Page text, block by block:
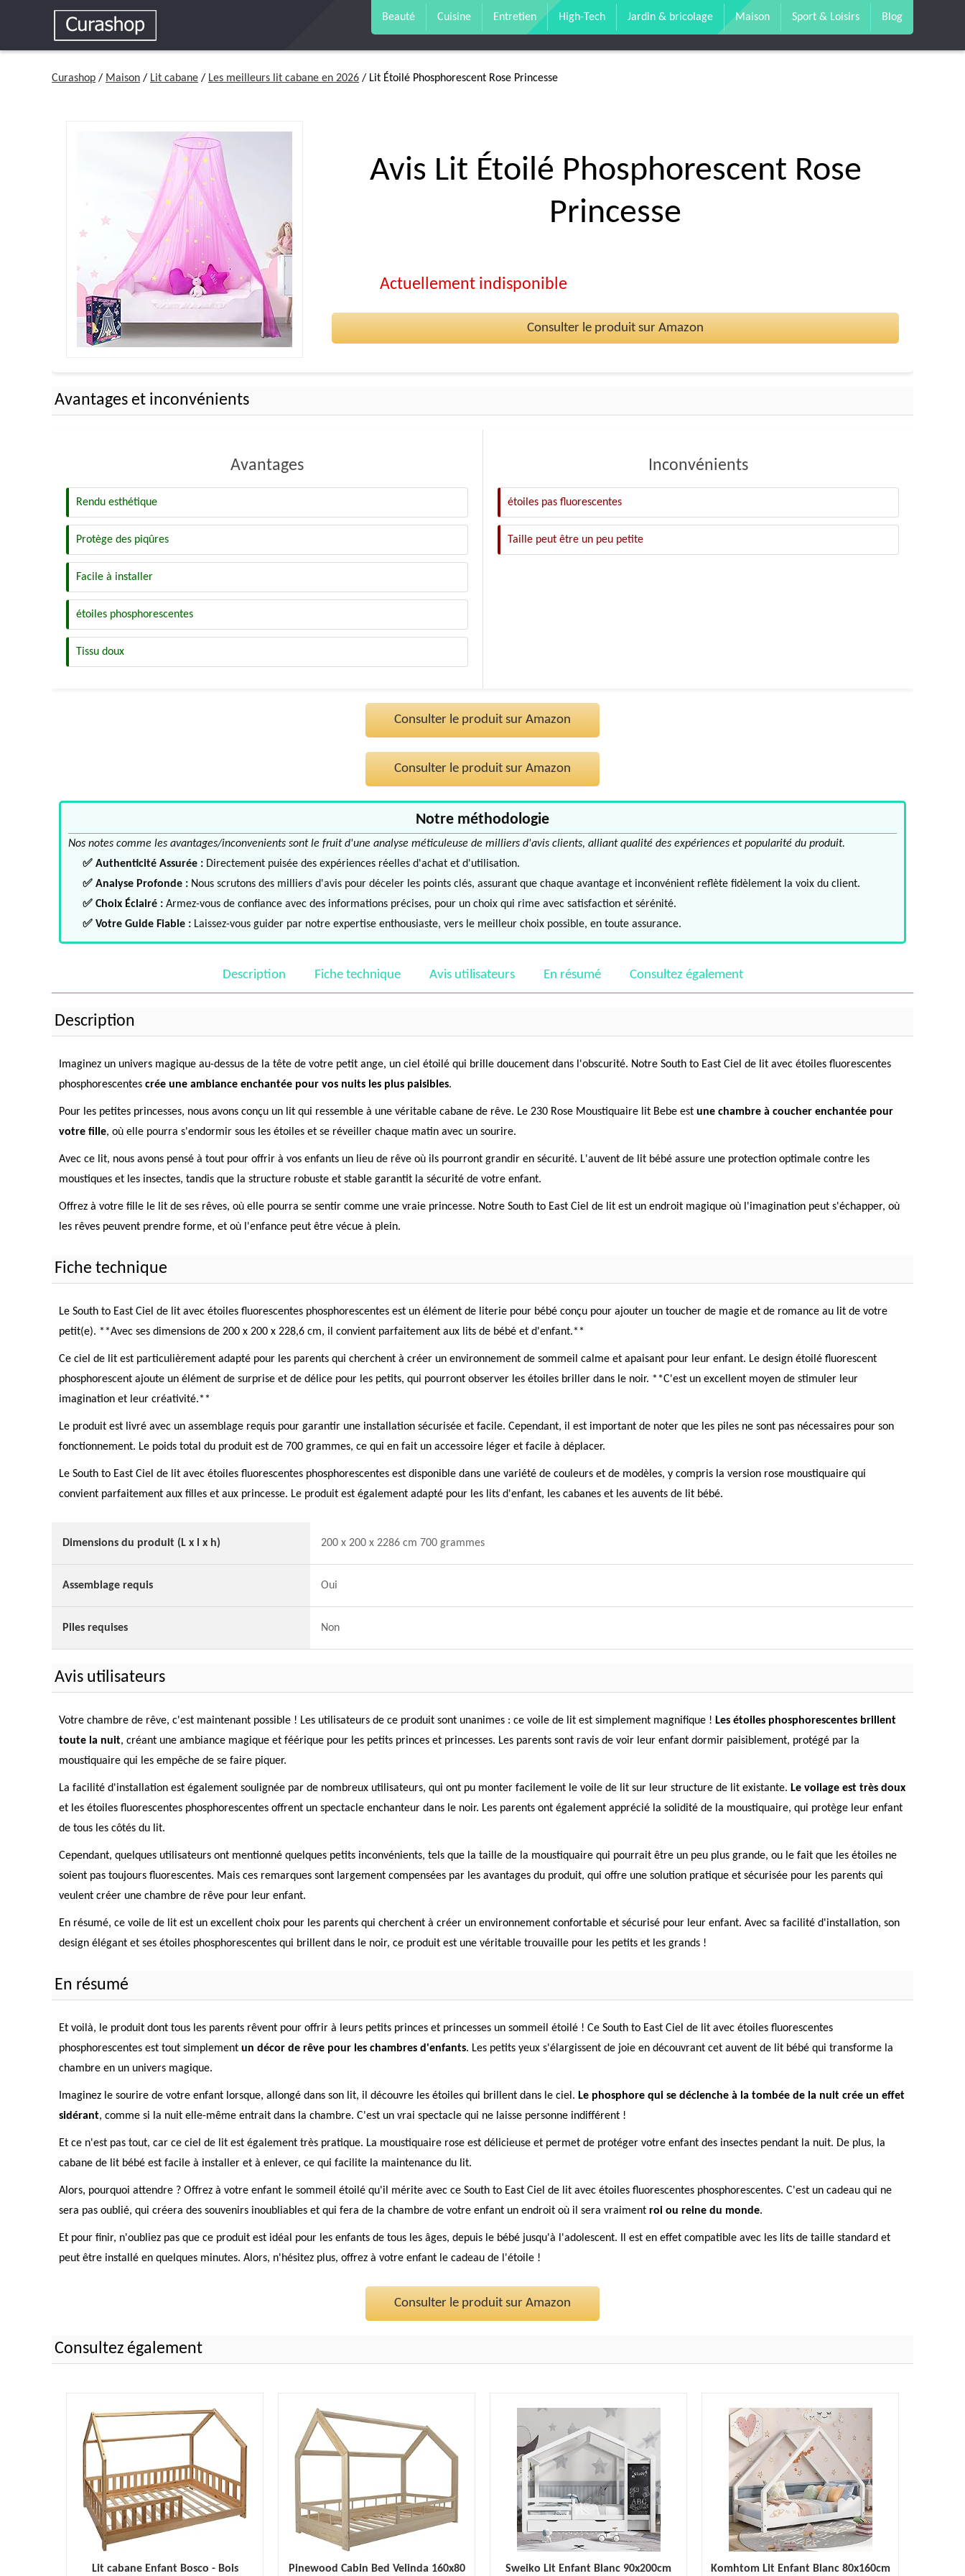
Beauté Cuisine Entretien High-Tech Jardin & bricolage Maison Sport & Loisirs Blog
Curashop / Maison / Lit cabane / Les meilleurs lit cabane en 2026 / Lit Étoilé Phosphorescent Rose Princesse
Avis Lit Étoilé Phosphorescent Rose
Princesse
Actuellement indisponible
Consulter le produit sur Amazon
Avantages et inconvénients
Avantages
Rendu esthétique
Protège des piqûres
Facile à installer
étoiles phosphorescentes
Tissu doux
Inconvénients
étoiles pas fluorescentes
Taille peut être un peu petite
Consulter le produit sur Amazon
Consulter le produit sur Amazon
Notre méthodologie
Nos notes comme les avantages/inconvenients sont le fruit d'une analyse méticuleuse de milliers d'avis clients, alliant qualité des expériences et popularité du produit.
✅ Authenticité Assurée : Directement puisée des expériences réelles d'achat et d'utilisation.
✅ Analyse Profonde : Nous scrutons des milliers d'avis pour déceler les points clés, assurant que chaque avantage et inconvénient reflète fidèlement la voix du client.
✅ Choix Éclairé : Armez-vous de confiance avec des informations précises, pour un choix qui rime avec satisfaction et sérénité.
✅ Votre Guide Fiable : Laissez-vous guider par notre expertise enthousiaste, vers le meilleur choix possible, en toute assurance.
Description Fiche technique Avis utilisateurs En résumé Consultez également
Description
Imaginez un univers magique au-dessus de la tête de votre petit ange, un ciel étoilé qui brille doucement dans l'obscurité. Notre South to East Ciel de lit avec étoiles fluorescentes
phosphorescentes crée une ambiance enchantée pour vos nuits les plus paisibles.
Pour les petites princesses, nous avons conçu un lit qui ressemble à une véritable cabane de rêve. Le 230 Rose Moustiquaire lit Bebe est une chambre à coucher enchantée pour
votre fille, où elle pourra s'endormir sous les étoiles et se réveiller chaque matin avec un sourire.
Avec ce lit, nous avons pensé à tout pour offrir à vos enfants un lieu de rêve où ils pourront grandir en sécurité. L'auvent de lit bébé assure une protection optimale contre les
moustiques et les insectes, tandis que la structure robuste et stable garantit la sécurité de votre enfant.
Offrez à votre fille le lit de ses rêves, où elle pourra se sentir comme une vraie princesse. Notre South to East Ciel de lit est un endroit magique où l'imagination peut s'échapper, où
les rêves peuvent prendre forme, et où l'enfance peut être vécue à plein.
Fiche technique
Le South to East Ciel de lit avec étoiles fluorescentes phosphorescentes est un élément de literie pour bébé conçu pour ajouter un toucher de magie et de romance au lit de votre
petit(e). **Avec ses dimensions de 200 x 200 x 228,6 cm, il convient parfaitement aux lits de bébé et d'enfant.**
Ce ciel de lit est particulièrement adapté pour les parents qui cherchent à créer un environnement de sommeil calme et apaisant pour leur enfant. Le design étoilé fluorescent
phosphorescent ajoute un élément de surprise et de délice pour les petits, qui pourront observer les étoiles briller dans le noir. **C'est un excellent moyen de stimuler leur
imagination et leur créativité.**
Le produit est livré avec un assemblage requis pour garantir une installation sécurisée et facile. Cependant, il est important de noter que les piles ne sont pas nécessaires pour son
fonctionnement. Le poids total du produit est de 700 grammes, ce qui en fait un accessoire léger et facile à déplacer.
Le South to East Ciel de lit avec étoiles fluorescentes phosphorescentes est disponible dans une variété de couleurs et de modèles, y compris la version rose moustiquaire qui
convient parfaitement aux filles et aux princesse. Le produit est également adapté pour les lits d'enfant, les cabanes et les auvents de lit bébé.
Dimensions du produit (L x l x h) 200 x 200 x 2286 cm 700 grammes
Assemblage requis Oui
Piles requises Non
Avis utilisateurs
Votre chambre de rêve, c'est maintenant possible ! Les utilisateurs de ce produit sont unanimes : ce voile de lit est simplement magnifique ! Les étoiles phosphorescentes brillent
toute la nuit, créant une ambiance magique et féérique pour les petits princes et princesses. Les parents sont ravis de voir leur enfant dormir paisiblement, protégé par la
moustiquaire qui les empêche de se faire piquer.
La facilité d'installation est également soulignée par de nombreux utilisateurs, qui ont pu monter facilement le voile de lit sur leur structure de lit existante. Le voilage est très doux
et les étoiles fluorescentes phosphorescentes offrent un spectacle enchanteur dans le noir. Les parents ont également apprécié la solidité de la moustiquaire, qui protège leur enfant
de tous les côtés du lit.
Cependant, quelques utilisateurs ont mentionné quelques petits inconvénients, tels que la taille de la moustiquaire qui pourrait être un peu plus grande, ou le fait que les étoiles ne
soient pas toujours fluorescentes. Mais ces remarques sont largement compensées par les avantages du produit, qui offre une solution pratique et sécurisée pour les parents qui
veulent créer une chambre de rêve pour leur enfant.
En résumé, ce voile de lit est un excellent choix pour les parents qui cherchent à créer un environnement confortable et sécurisé pour leur enfant. Avec sa facilité d'installation, son
design élégant et ses étoiles phosphorescentes qui brillent dans le noir, ce produit est une véritable trouvaille pour les petits et les grands !
En résumé
Et voilà, le produit dont tous les parents rêvent pour offrir à leurs petits princes et princesses un sommeil étoilé ! Ce South to East Ciel de lit avec étoiles fluorescentes
phosphorescentes est tout simplement un décor de rêve pour les chambres d'enfants. Les petits yeux s'élargissent de joie en découvrant cet auvent de lit bébé qui transforme la
chambre en un univers magique.
Imaginez le sourire de votre enfant lorsque, allongé dans son lit, il découvre les étoiles qui brillent dans le ciel. Le phosphore qui se déclenche à la tombée de la nuit crée un effet
sidérant, comme si la nuit elle-même entrait dans la chambre. C'est un vrai spectacle qui ne laisse personne indifférent !
Et ce n'est pas tout, car ce ciel de lit est également très pratique. La moustiquaire rose est délicieuse et permet de protéger votre enfant des insectes pendant la nuit. De plus, la
cabane de lit bébé est facile à installer et à enlever, ce qui facilite la maintenance du lit.
Alors, pourquoi attendre ? Offrez à votre enfant le sommeil étoilé qu'il mérite avec ce South to East Ciel de lit avec étoiles fluorescentes phosphorescentes. C'est un cadeau qui ne
sera pas oublié, qui créera des souvenirs inoubliables et qui fera de la chambre de votre enfant un endroit où il sera vraiment roi ou reine du monde.
Et pour finir, n'oubliez pas que ce produit est idéal pour les enfants de tous les âges, depuis le bébé jusqu'à l'adolescent. Il est en effet compatible avec les lits de taille standard et
peut être installé en quelques minutes. Alors, n'hésitez plus, offrez à votre enfant le cadeau de l'étoile !
Consulter le produit sur Amazon
Consultez également
Lit cabane Enfant Bosco - Bois Pinewood Cabin Bed Velinda 160x80 Sweiko Lit Enfant Blanc 90x200cm Komhtom Lit Enfant Blanc 80x160cm